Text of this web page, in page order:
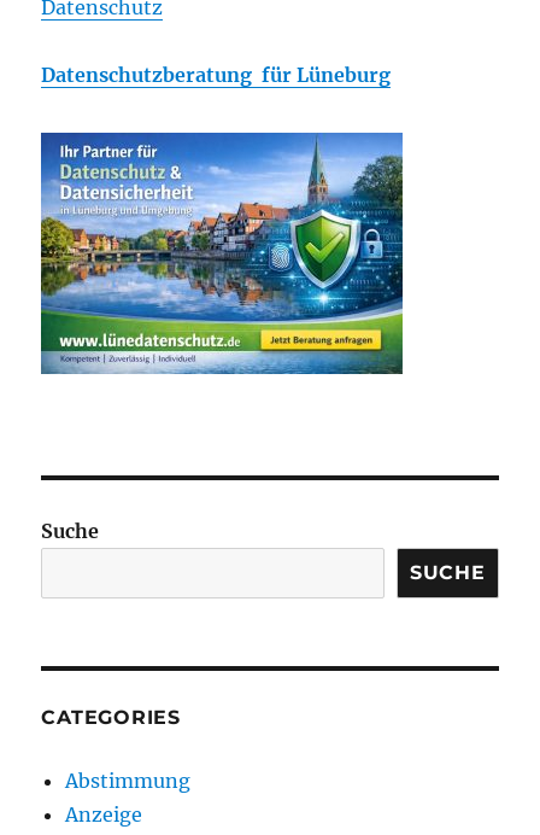
Datenschutz
Datenschutzberatung für Lüneburg
Suche
SUCHE
CATEGORIES
Abstimmung
Anzeige